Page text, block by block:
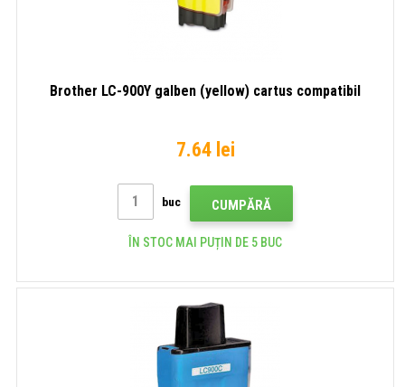
Brother LC-900Y galben (yellow) cartus compatibil
7.64 lei
buc CUMPĂRĂ
ÎN STOC MAI PUȚIN DE 5 BUC